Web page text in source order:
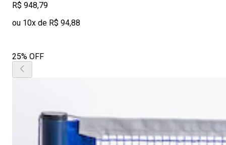
R$ 948,79
ou 10x de R$ 94,88
25% OFF